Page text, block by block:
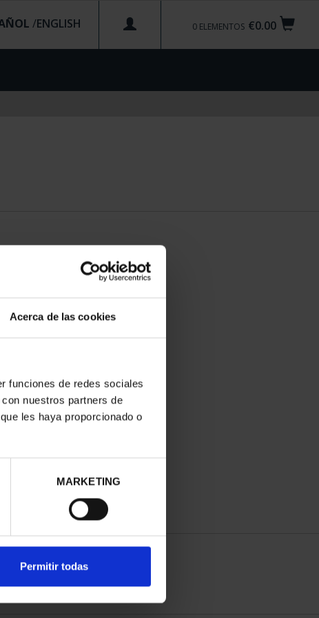
Acerca de las cookies
funciones de redes sociales
nuestros partners de
les haya proporcionado o
MARKETING
Permitir todas
€0.00
0 ELEMENTOS
/